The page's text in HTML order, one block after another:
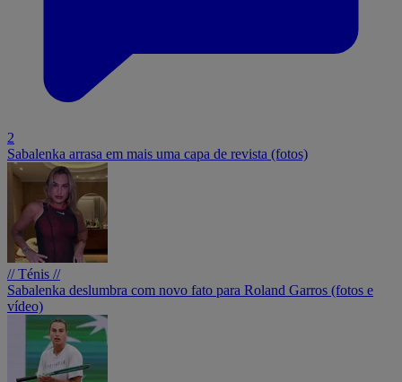
2
Sabalenka arrasa em mais uma capa de revista (fotos)
// Ténis //
Sabalenka deslumbra com novo fato para Roland Garros (fotos e
vídeo)